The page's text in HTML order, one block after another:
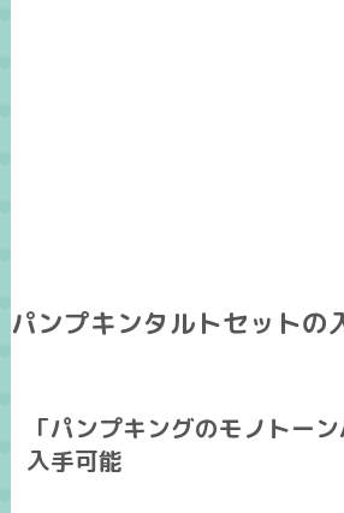
パンプキンタルトセットの
「パンプキングのモノトー
入手可能